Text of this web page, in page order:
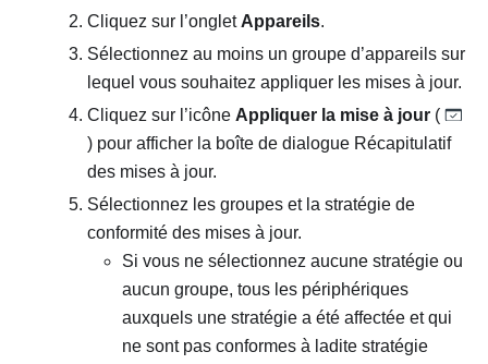
Cliquez sur l’ongletAppareils.
Sélectionnez au moins un groupe d’appareils sur
lequel vous souhaitez appliquer les mises à jour.
Cliquez sur l’icône Appliquer la mise à jour (
) pour afficher la boîte de dialogue Récapitulatif
des mises à jour.
Sélectionnez les groupes et la stratégie de
conformité des mises à jour.
Si vous ne sélectionnez aucune stratégie ou
aucun groupe, tous les périphériques
auxquels une stratégie a été affectée et qui
ne sont pas conformes à ladite stratégie